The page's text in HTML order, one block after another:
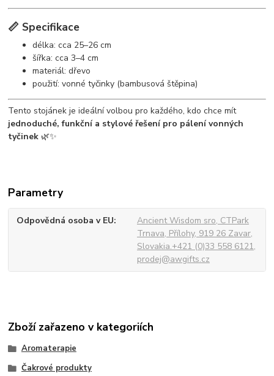
📏 Specifikace
délka: cca 25–26 cm
šířka: cca 3–4 cm
materiál: dřevo
použití: vonné tyčinky (bambusová štěpina)
Tento stojánek je ideální volbou pro každého, kdo chce mít
jednoduché, funkční a stylové řešení pro pálení vonných
tyčinek 🌿✨
Parametry
Odpovědná osoba v EU
Ancient Wisdom sro, CTPark
Trnava, Přílohy, 919 26 Zavar,
Slovakia.+421 (0)33 558 6121,
prodej@awgifts.cz
Zboží zařazeno v kategoriích
Aromaterapie
Čakrové produkty